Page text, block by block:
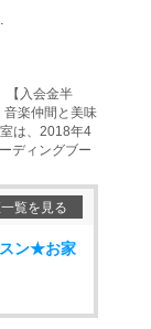
【入会金半
楽仲間と美味
は、2018年4
ディングブー
覧を見る
スン★お家